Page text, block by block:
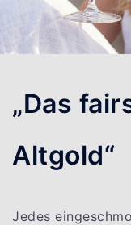
„Das
Altgold“
Jedes